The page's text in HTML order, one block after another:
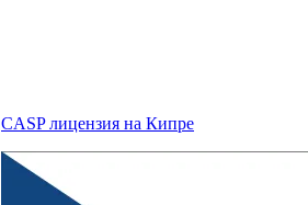
CASP лицензия на Кипре